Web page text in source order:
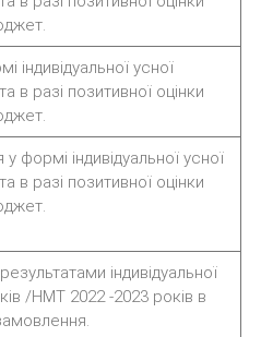
індивідуальної усної
в разі позитивної оцінки
формі індивідуальної усної
в разі позитивної оцінки
індивідуальної
/НМТ 2022 -2023 років в